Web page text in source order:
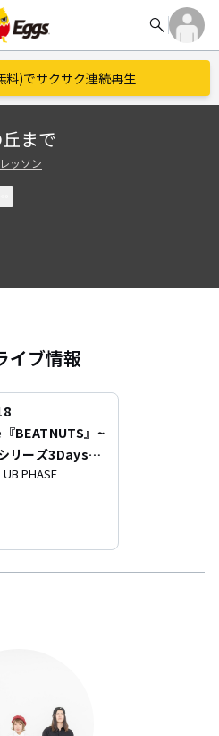
search
料)でサクサク連続再生
まで
ッソン
イブ情報
BEATNUTS』~
リーズ3Days,d
PHASE